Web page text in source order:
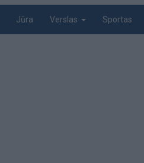
Jūra Verslas Sportas